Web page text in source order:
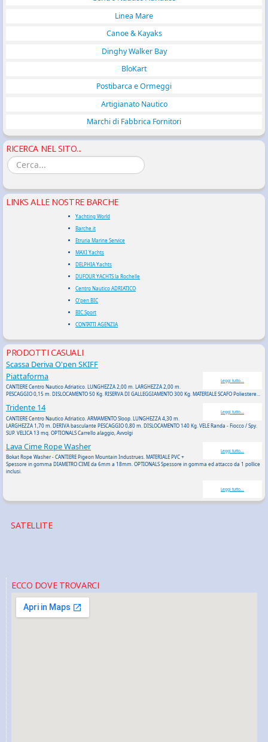
Linea Mare
Canoe & Kayaks
Dinghy Walker Bay
BloKart
Postibarca e Ormeggi
Artigianato Nautico
Marchi di Fabbrica Fornitori
RICERCA NEL SITO...
LINKS ALLE NOSTRE BARCHE
Yachting World
Barche.it
Etruria Marine Service
MAXI Yachts
DELPHIA Yachts
DUFOUR YACHTS la Rochelle
Centro Nautico ADRIATICO
O'pen BIC
BIC Sport
CONTATTI AGENZIA
PRODOTTI CASUALI
Scassa Deriva O'pen SKIFF
Leggi tutto...
Piattaforma
CANTIERE Centro Nautico Adriatico. LUNGHEZZA 2,00 m. LARGHEZZA 2,00 m.
PESCAGGIO 0,15 m. DISLOCAMENTO 50 Kg. RISERVA DI GALLEGGIAMENTO 300 Kg. MATERIALE SCAFO Poliestere...
Leggi tutto...
Tridente 14
CANTIERE Centro Nautico Adriatico. ARMAMENTO Sloop. LUNGHEZZA 4,30 m.
LARGHEZZA 1,70 m. DERIVA basculante PESCAGGIO 0,80 m. DISLOCAMENTO 140 Kg. VELE Randa - Fiocco / Spy.
SUP. VELICA 13 mq. OPTIONALS Carrello alaggio, Avvolgi
Leggi tutto...
Lava Cime Rope Washer
Bokat Rope Washer - CANTIERE Pigeon Mountain Industrues. MATERIALE PVC +
Spessore in gomma DIAMETRO CIME da 6mm a 18mm. OPTIONALS Spessore in gomma ed attacco da 1 pollice
inclusi.
Leggi tutto...
SATELLITE
ECCO DOVE TROVARCI